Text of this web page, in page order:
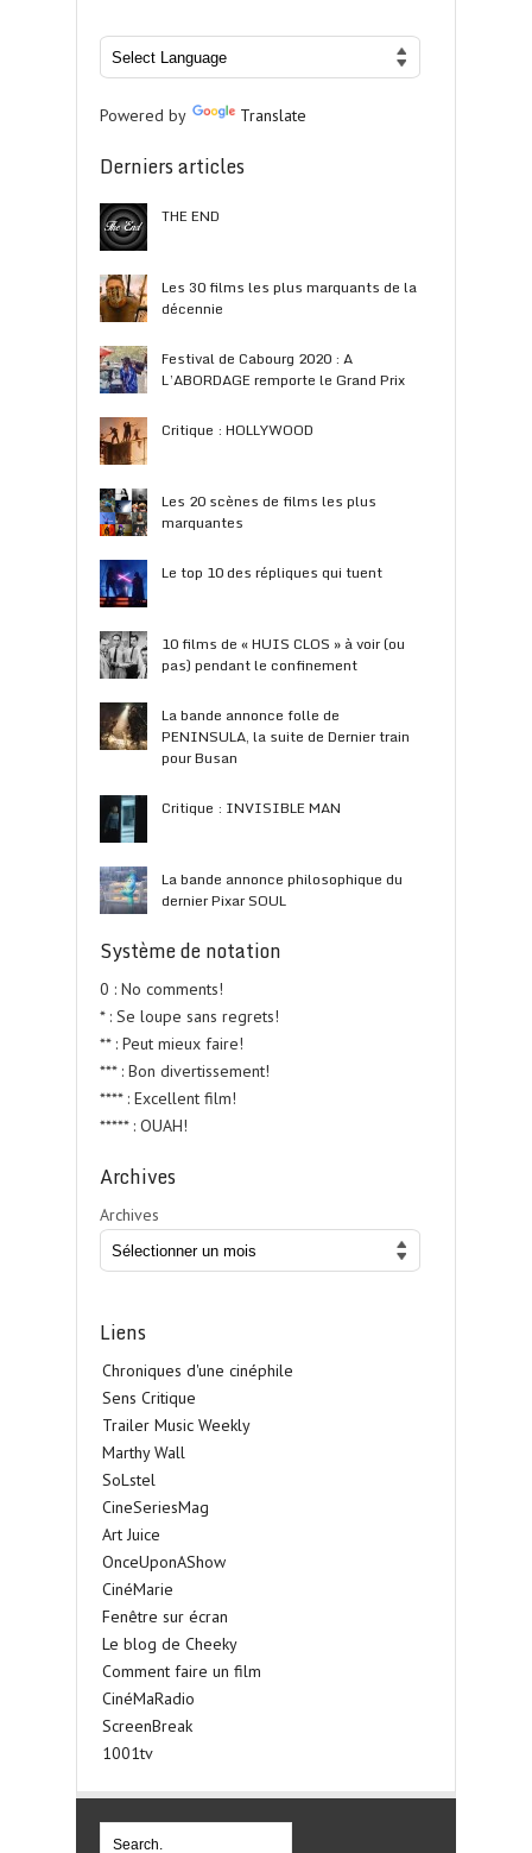
Powered by Translate
Derniers articles
THE END
Les 30 films les plus marquants de la
décennie
Festival de Cabourg 2020 : A
L’ABORDAGE remporte le Grand Prix
Critique : HOLLYWOOD
Les 20 scènes de films les plus
marquantes
Le top 10 des répliques qui tuent
10 films de « HUIS CLOS » à voir (ou
pas) pendant le confinement
La bande annonce folle de
PENINSULA, la suite de Dernier train
pour Busan
Critique : INVISIBLE MAN
La bande annonce philosophique du
dernier Pixar SOUL
Système de notation
0 : No comments!
* : Se loupe sans regrets!
** : Peut mieux faire!
*** : Bon divertissement!
**** : Excellent film!
***** : OUAH!
Archives
Archives
Liens
Chroniques d'une cinéphile
Sens Critique
Trailer Music Weekly
Marthy Wall
SoLstel
CineSeriesMag
Art Juice
OnceUponAShow
CinéMarie
Fenêtre sur écran
Le blog de Cheeky
Comment faire un film
CinéMaRadio
ScreenBreak
1001tv